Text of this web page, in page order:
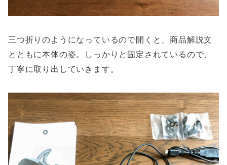
三つ折りのようになっているので開くと、商品解説文
とともに本体の姿。しっかりと固定されているので、
丁寧に取り出していきます。